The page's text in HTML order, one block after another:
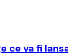
ce va fi